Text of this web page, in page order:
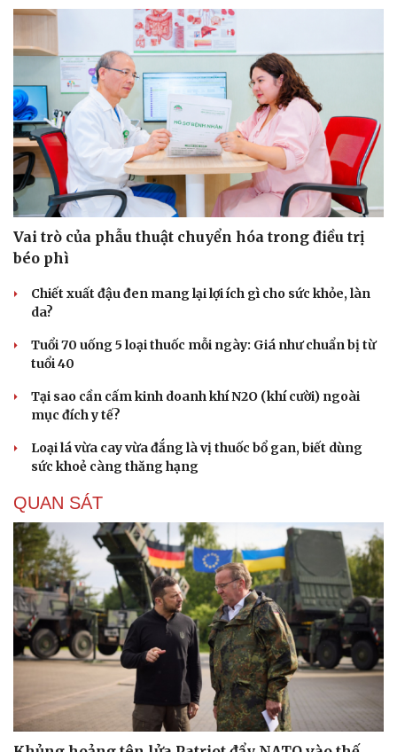
Vai trò của phẫu thuật chuyển hóa trong điều trị
béo phì
Chiết xuất đậu đen mang lại lợi ích gì cho sức khỏe, làn
da?
Tuổi 70 uống 5 loại thuốc mỗi ngày: Giá như chuẩn bị từ
tuổi 40
Tại sao cần cấm kinh doanh khí N2O (khí cười) ngoài
mục đích y tế?
Loại lá vừa cay vừa đắng là vị thuốc bổ gan, biết dùng
sức khoẻ càng thăng hạng
QUAN SÁT